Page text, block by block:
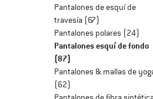
Pantalones de esquí de
travesía (67)
Pantalones polares (24)
Pantalones esquí de fondo
(87)
Pantalones & mallas de
(62)